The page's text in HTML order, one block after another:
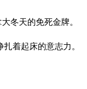
冬天的免死金牌。
着起床的意志力。